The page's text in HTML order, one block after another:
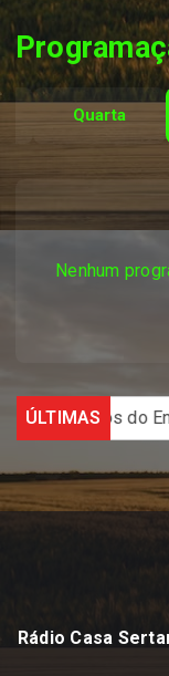
Quarta
Nenhum
ÚLTIMAS
Candidatos do
Rádio Casa